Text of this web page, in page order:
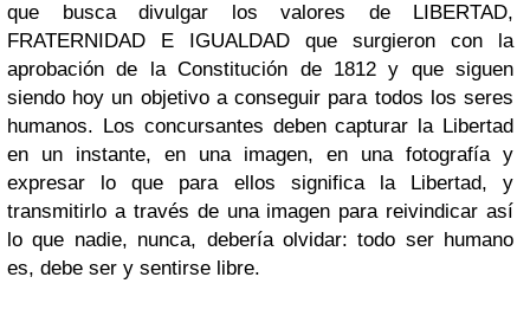
que busca divulgar los valores de LIBERTAD,
FRATERNIDAD E IGUALDAD que surgieron con la
aprobación de la Constitución de 1812 y que siguen
siendo hoy un objetivo a conseguir para todos los seres
humanos. Los concursantes deben capturar la Libertad
en un instante, en una imagen, en una fotografía y
expresar lo que para ellos significa la Libertad, y
transmitirlo a través de una imagen para reivindicar así
lo que nadie, nunca, debería olvidar: todo ser humano
es, debe ser y sentirse libre.